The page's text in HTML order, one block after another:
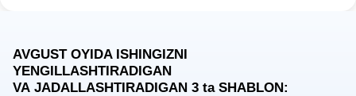
AVGUST OYIDA ISHINGIZNI
YENGILLASHTIRADIGAN
VA JADALLASHTIRADIGAN 3 taSHABLON: